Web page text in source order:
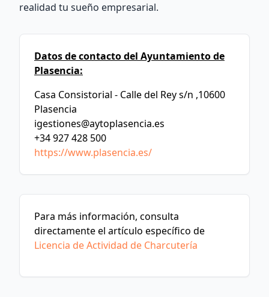
realidad tu sueño empresarial.
Datos de contacto del Ayuntamiento de
Plasencia:
Casa Consistorial - Calle del Rey s/n ,10600
Plasencia
igestiones@aytoplasencia.es
+34 927 428 500
https://www.plasencia.es/
Para más información, consulta
directamente el artículo específico de
Licencia de Actividad de Charcutería